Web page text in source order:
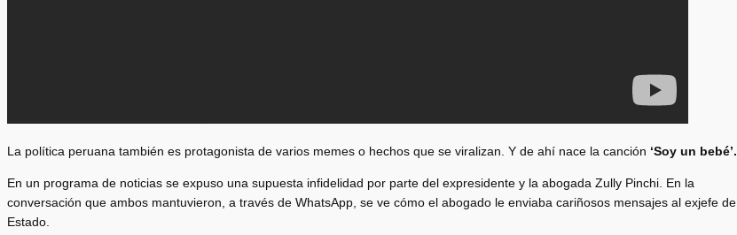
La política peruana también es protagonista de varios memes o hechos que se viralizan. Y de ahí nace la canción ‘Soy un bebé’.
En un programa de noticias se expuso una supuesta infidelidad por parte del expresidente y la abogada Zully Pinchi. En la
conversación que ambos mantuvieron, a través de WhatsApp, se ve cómo el abogado le enviaba cariñosos mensajes al exjefe de
Estado.